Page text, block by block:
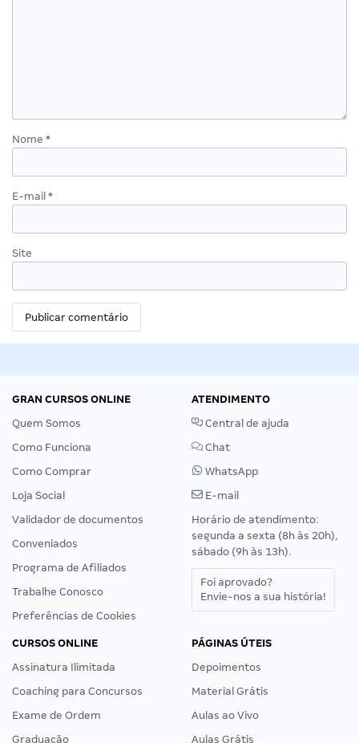
Nome *
E-mail *
Site
GRAN CURSOS ONLINE
Quem Somos
Como Funciona
Como Comprar
Loja Social
Validador de documentos
Conveniados
Programa de Afiliados
Trabalhe Conosco
Preferências de Cookies
ATENDIMENTO
Central de ajuda
Chat
WhatsApp
E-mail
Horário de atendimento:
segunda a sexta (8h às 20h),
sábado (9h às 13h).
Foi aprovado?
Envie-nos a sua história!
CURSOS ONLINE
Assinatura Ilimitada
Coaching para Concursos
Exame de Ordem
Graduação
PÁGINAS ÚTEIS
Depoimentos
Material Grátis
Aulas ao Vivo
Aulas Grátis